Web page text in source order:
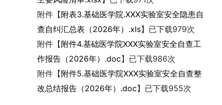
附件【附表3.基础医学院.XXX实验室安全隐患自
查自纠汇总表（2026年）.xls】已下载979次
附件【附件4.基础医学院XXX实验室安全自查工
作报告（2026年）.doc】已下载986次
附件【附件5.基础医学院XXX实验室安全自查整
改总结报告（2026年）.doc】已下载955次